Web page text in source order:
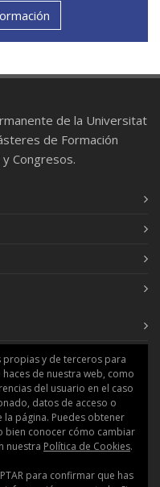
de la Universitat
de Formación
Congresos.
propias y de terceros para
de nuestra web, como
del usuario en el caso
datos de acceso o
la página. Puedes obtener
bien conocer cómo cambiar
nuestra Política de Cookies.
para confirmar que has